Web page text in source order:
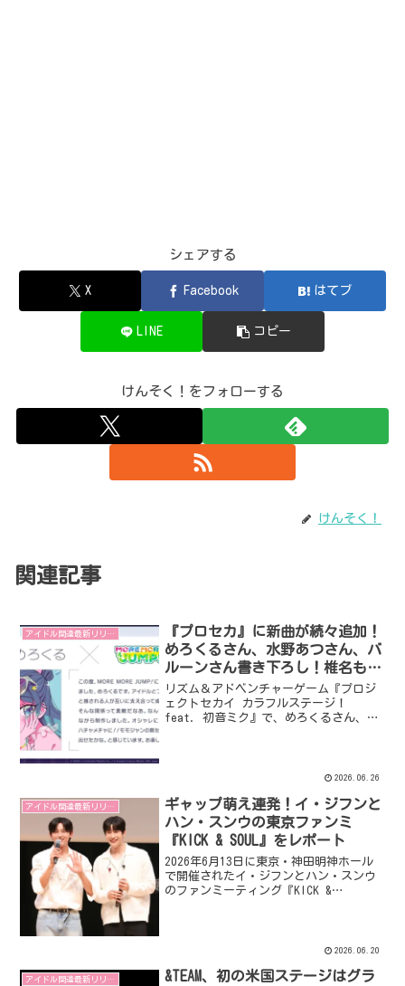
シェアする
X Facebook はてブ
LINE コピー
けんそく！をフォローする
けんそく！
関連記事
アイドル関連最新リリース
『プロセカ』に新曲が続々追加！
めろくるさん、水野あつさん、バ
ルーンさん書き下ろし！椎名もた
さんの楽曲キャンペーンも！6周
年感謝祭やChampionshipも開催決
定！
リズム＆アドベンチャーゲーム『プロジ
ェクトセカイ カラフルステージ！
feat. 初音ミク』で、めろくるさん、水
リズムゲーム楽曲の追加、難易度
んの新情報が発表されました。6周年を記
念した感謝祭とChampionshipの開催も決
定し、今後の展開に注目です！
2026.06.26
アイドル関連最新リリース
ギャップ萌え連発！イ・ジフンと
ハン・スンウの東京ファンミ
『KICK & SOUL』をレポート
2026年6月13日に東京・神田明神ホール
で開催されたイ・ジフンとハン・スンウ
のファンミーティング『KICK &
2026.06.20
アイドル関連最新リリース
&TEAM、初の米国ステージはグラ